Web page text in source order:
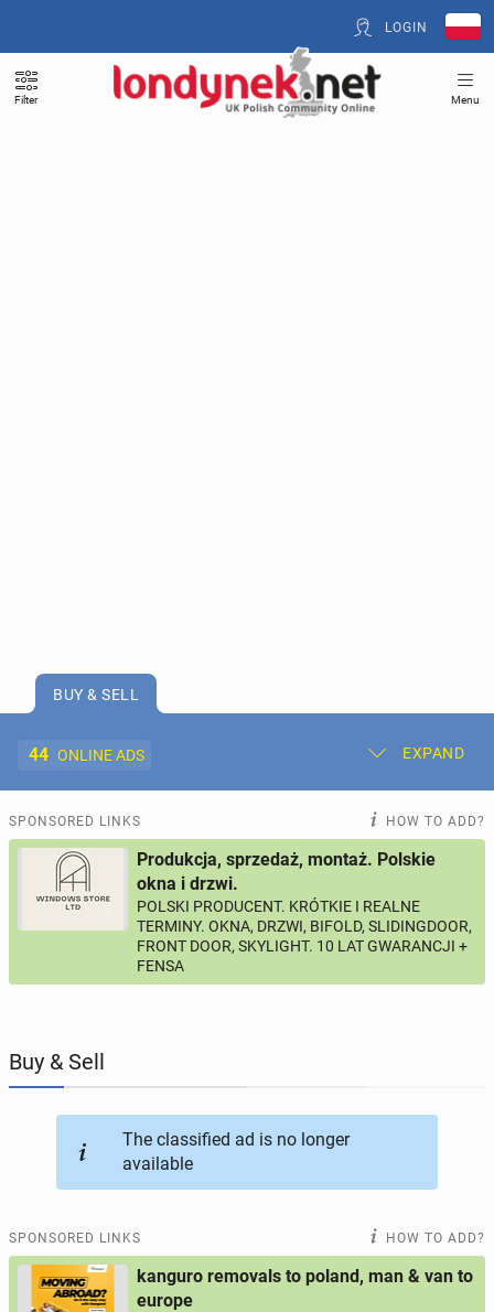
LOGIN
Filter Menu
BUY & SELL
44 ONLINE ADS EXPAND
Post New Ad My Ads
Offer and Adverts Price
ACCOMMODATION 273online ads
JOBSEEKERS
AUTOMOTIVE
BUY & SELL 44online ads
PERSONALS
SPONSORED LINKS HOW TO ADD?
Produkcja, sprzedaż, montaż. Polskie
okna i drzwi.
POLSKI PRODUCENT. KRÓTKIE I REALNE
TERMINY. OKNA, DRZWI, BIFOLD, SLIDINGDOOR,
FRONT DOOR, SKYLIGHT. 10 LAT GWARANCJI +
FENSA
Buy & Sell
The classified ad is no longer
available
SPONSORED LINKS HOW TO ADD?
kanguro removals to poland, man & van to
europe